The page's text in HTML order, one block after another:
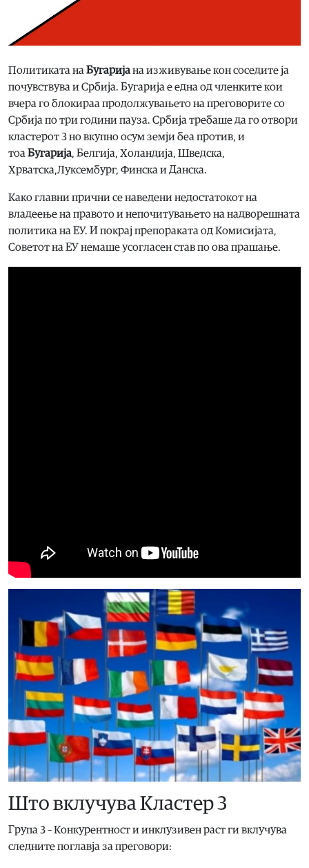
Политиката наБугаријана изживување кон соседите ја
почувствува и Србија. Бугарија е една од членките кои
вчера го блокираа продолжувањето на преговорите со
Србија по три години пауза. Србија требаше да го отвори
кластерот 3 но вкупно осум земји беа против, и
тоаБугарија, Белгија, Холандија, Шведска,
Хрватска,Луксембург, Финска и Данска.
Како главни прични се наведени недостатокот на
владеење на правото и непочитувањето на надворешната
политика на ЕУ. И покрај препораката од Комисијата,
Советот на ЕУ немаше усогласен став по ова прашање.
Што вклучува Кластер 3
Група 3 – Конкурентност и инклузивен раст ги вклучува
следните поглавја за преговори: